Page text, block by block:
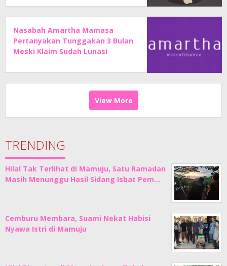
Nasabah Amartha Mamasa
Pertanyakan Tunggakan 3 Bulan
Meski Klaim Sudah Lunasi
View More
TRENDING
Hilal Tak Terlihat di Mamuju, Satu Ramadan
Masih Menunggu Hasil Sidang Isbat Pem…
Cemburu Membara, Suami Nekat Habisi
Nyawa Istri di Mamuju